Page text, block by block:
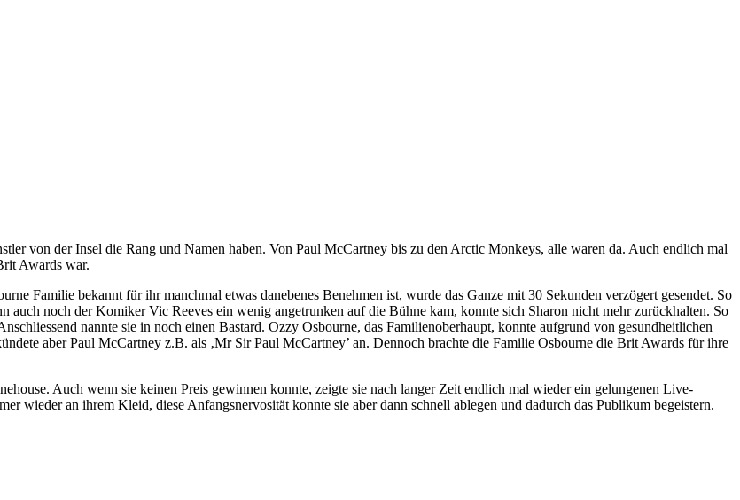
von der Insel die Rang und Namen haben. Von Paul McCartney bis zu den Arctic Monkeys, alle waren da. Auch endlich mal
Awards war.
Familie bekannt für ihr manchmal etwas danebenes Benehmen ist, wurde das Ganze mit 30 Sekunden verzögert gesendet. So
auch noch der Komiker Vic Reeves ein wenig angetrunken auf die Bühne kam, konnte sich Sharon nicht mehr zurückhalten. So
nannte sie in noch einen Bastard. Ozzy Osbourne, das Familienoberhaupt, konnte aufgrund von gesundheitlichen
aber Paul McCartney z.B. als ‚Mr Sir Paul McCartney’ an. Dennoch brachte die Familie Osbourne die Brit Awards für ihre
Auch wenn sie keinen Preis gewinnen konnte, zeigte sie nach langer Zeit endlich mal wieder ein gelungenen Live-
wieder an ihrem Kleid, diese Anfangsnervosität konnte sie aber dann schnell ablegen und dadurch das Publikum begeistern.